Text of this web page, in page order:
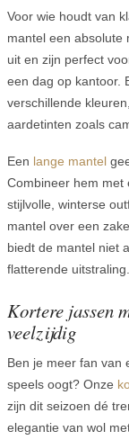
Voor wie houdt van
mantel een absolute
uit en zijn perfect
een dag op kantoor.
verschillende
aardetinten zoals
Een lange mantel
Combineer hem met
stijlvolle, winterse
mantel over een
biedt de mantel niet
flatterende uitstraling.
Kortere jassen
veelzijdig
Ben je meer fan van
speels oogt? Onze
zijn dit seizoen dé
elegantie van wol